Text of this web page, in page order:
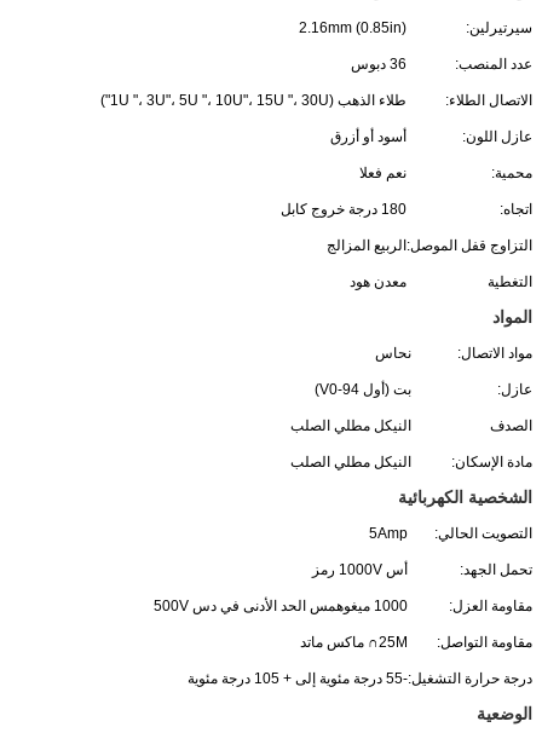
سيرتيرلين: 2.16mm (0.85in)
عدد المنصب: 36 دبوس
الاتصال الطلاء: طلاء الذهب (1U "، 3U"، 5U "، 10U"، 15U "، 30U")
عازل اللون: أسود أو أزرق
محمية: نعم فعلا
اتجاه: 180 درجة خروج كابل
التزاوج قفل الموصل:الربيع المزالج
التغطية معدن هود
المواد
مواد الاتصال: نحاس
عازل: بت (أول 94-V0)
الصدف النيكل مطلي الصلب
مادة الإسكان: النيكل مطلي الصلب
الشخصية الكهربائية
التصويت الحالي: 5Amp
تحمل الجهد: أس 1000V رمز
مقاومة العزل: 1000 ميغوهمس الحد الأدنى في دس 500V
مقاومة التواصل: 25M∩ ماكس ماتد
درجة حرارة التشغيل:-55 درجة مئوية إلى + 105 درجة مئوية
الوضعية